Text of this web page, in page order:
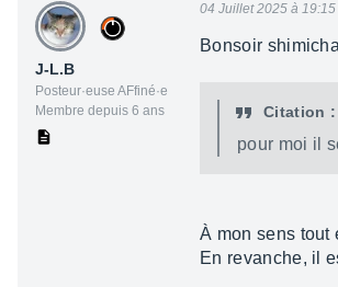
J-L.B
Posteur·euse AFfiné·e
Membre depuis 6 ans
04 Juillet 2025 à 19:15
Bonsoir
Citation :
pour moi il
À mon sens tout
En revanche, il